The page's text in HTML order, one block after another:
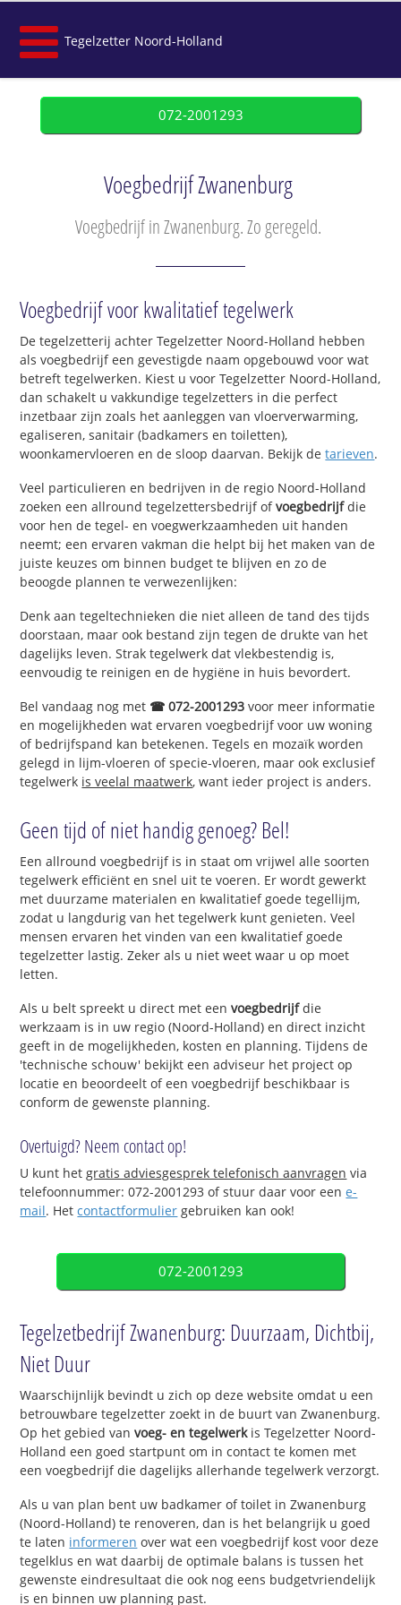
Tegelzetter Noord-Holland
072-2001293
Voegbedrijf Zwanenburg
Voegbedrijf in Zwanenburg. Zo geregeld.
Voegbedrijf voor kwalitatief tegelwerk
De tegelzetterij achter Tegelzetter Noord-Holland hebben
als voegbedrijf een gevestigde naam opgebouwd voor wat
betreft tegelwerken. Kiest u voor Tegelzetter Noord-Holland,
dan schakelt u vakkundige tegelzetters in die perfect
inzetbaar zijn zoals het aanleggen van vloerverwarming,
egaliseren, sanitair (badkamers en toiletten),
woonkamervloeren en de sloop daarvan. Bekijk detarieven.
Veel particulieren en bedrijven in de regio Noord-Holland
zoeken een allround tegelzettersbedrijf ofvoegbedrijfdie
voor hen de tegel- en voegwerkzaamheden uit handen
neemt; een ervaren vakman die helpt bij het maken van de
juiste keuzes om binnen budget te blijven en zo de
beoogde plannen te verwezenlijken:
Denk aan tegeltechnieken die niet alleen de tand des tijds
doorstaan, maar ook bestand zijn tegen de drukte van het
dagelijks leven. Strak tegelwerk dat vlekbestendig is,
eenvoudig te reinigen en de hygiëne in huis bevordert.
Bel vandaag nog met ☎ 072-2001293 voor meer informatie
en mogelijkheden wat ervaren voegbedrijf voor uw woning
of bedrijfspand kan betekenen. Tegels en mozaïk worden
gelegd in lijm-vloeren of specie-vloeren, maar ook exclusief
tegelwerk is veelal maatwerk, want ieder project is anders.
Geen tijd of niet handig genoeg? Bel!
Een allround voegbedrijf is in staat om vrijwel alle soorten
tegelwerk efficiënt en snel uit te voeren. Er wordt gewerkt
met duurzame materialen en kwalitatief goede tegellijm,
zodat u langdurig van het tegelwerk kunt genieten. Veel
mensen ervaren het vinden van een kwalitatief goede
tegelzetter lastig. Zeker als u niet weet waar u op moet
letten.
Als u belt spreekt u direct met eenvoegbedrijfdie
werkzaam is in uw regio (Noord-Holland) en direct inzicht
geeft in de mogelijkheden, kosten en planning. Tijdens de
'technische schouw' bekijkt een adviseur het project op
locatie en beoordeelt of een voegbedrijf beschikbaar is
conform de gewenste planning.
Overtuigd? Neem contact op!
U kunt hetgratis adviesgesprek telefonisch aanvragen via
telefoonnummer: 072-2001293 of stuur daar voor eene-
mail. Hetcontactformulier gebruiken kan ook!
072-2001293
Tegelzetbedrijf Zwanenburg: Duurzaam, Dichtbij,
Niet Duur
Waarschijnlijk bevindt u zich op deze website omdat u een
betrouwbare tegelzetter zoekt in de buurt van Zwanenburg.
Op het gebied van voeg- en tegelwerkis Tegelzetter Noord-
Holland een goed startpunt om in contact te komen met
een voegbedrijf die dagelijks allerhande tegelwerk verzorgt.
Als u van plan bent uw badkamer of toilet in Zwanenburg
(Noord-Holland) te renoveren, dan is het belangrijk u goed
te laten informeren over wat een voegbedrijf kost voor deze
tegelklus en wat daarbij de optimale balans is tussen het
gewenste eindresultaat die ook nog eens budgetvriendelijk
is en binnen uw planning past.